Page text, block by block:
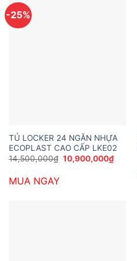
-25%
TỦ LOCKER 24 NGĂN NHỰA
ECOPLAST CAO CẤP LKE02
14,500,000₫ Giá
gốc
10,900,000₫Giá
hiện
MUA NGAY